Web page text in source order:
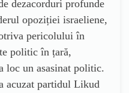
dezacorduri profunde
opoziției israeliene,
pericolului în
politic în țară,
loc un asasinat politic.
acuzat partidul Likud